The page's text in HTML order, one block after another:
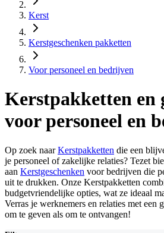
Kerst
Kerstgeschenken pakketten
Voor personeel en bedrijven
Kerstpakketten en
voor personeel en
Op zoek naarKerstpakketten die een
je personeel of zakelijke relaties? Tezet
aan Kerstgeschenken voor bedrijven die
uit te drukken. Onze Kerstpakketten
budgetvriendelijke opties, wat ze ideaal
Verras je werknemers en relaties met een
om te geven als om te ontvangen!